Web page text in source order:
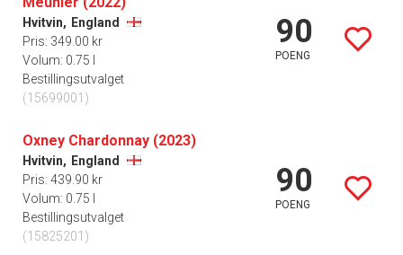
Hvitvin, England
Pris: 349.00 kr
Volum: 0.75 l
Bestillingsutvalget
(15699001)
90
POENG
Oxney Chardonnay (2023)
Hvitvin, England
Pris: 439.90 kr
Volum: 0.75 l
Bestillingsutvalget
(15825201)
90
POENG